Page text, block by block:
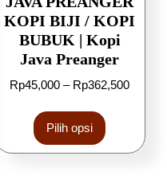
KOPI BIJI / KOPI
BUBUK | Kopi
Java Preanger
Rp45,000 – Rp362,500
Pilih opsi